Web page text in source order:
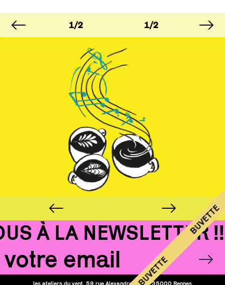
BUVETTE
BUVETTE
image précédente
IMAGE
1/2 IMAGE
1/2
IMAGE
À LA NEWSLETTER !!!
Email
les ateliers du vent, 59 rue Alexandre Duval, 35000 Rennes